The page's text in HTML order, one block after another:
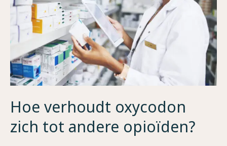
Hoe verhoudt oxycodon
zich tot andere opioïden?
tot
andere
opioïden?